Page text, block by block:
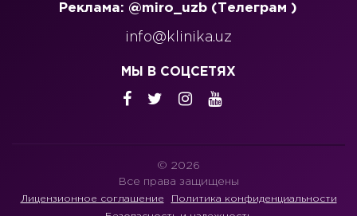
Реклама: @miro_uzb (Телеграм )
info@klinika.uz
МЫ В СОЦСЕТЯХ
© 2026
Все права защищены
Лицензионное соглашение
Политика конфиденциальности